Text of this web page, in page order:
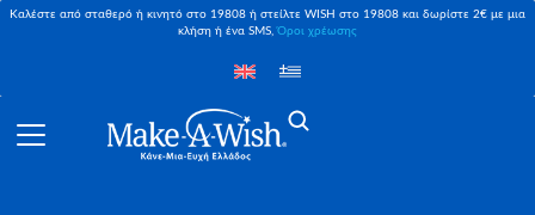
Καλέστε από σταθερό ή κινητό στο 19808 ή στείλτε WISH στο 19808 και δωρίστε 2€ με μια
κλήση ή ένα SMS,Όροι χρέωσης